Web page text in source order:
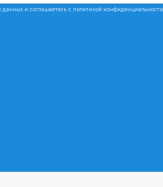
и соглашаетесь с политикой конфиденциальности